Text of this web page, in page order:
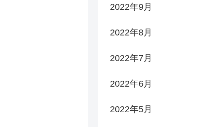
2022年9月
2022年8月
2022年7月
2022年6月
2022年5月